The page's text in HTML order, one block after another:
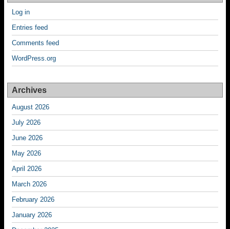
Log in
Entries feed
Comments feed
WordPress.org
Archives
August 2026
July 2026
June 2026
May 2026
April 2026
March 2026
February 2026
January 2026